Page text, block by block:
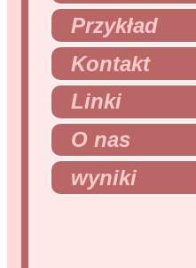
Przykład
Kontakt
Linki
O nas
wyniki